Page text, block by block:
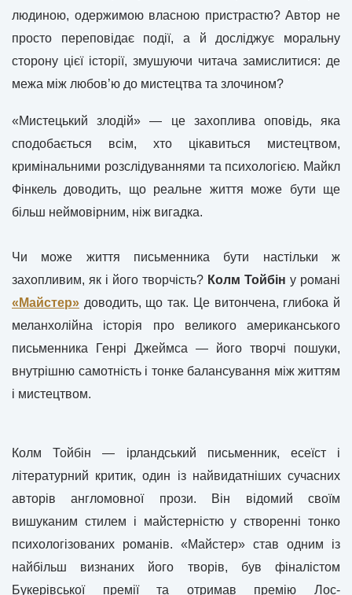
людиною, одержимою власною пристрастю? Автор не
просто переповідає події, а й досліджує моральну
сторону цієї історії, змушуючи читача замислитися: де
межа між любов’ю до мистецтва та злочином?
«Мистецький злодій» — це захоплива оповідь, яка
сподобається всім, хто цікавиться мистецтвом,
кримінальними розслідуваннями та психологією. Майкл
Фінкель доводить, що реальне життя може бути ще
більш неймовірним, ніж вигадка.
Чи може життя письменника бути настільки ж
захопливим, як і його творчість? Колм Тойбін у романі
«Майстер» доводить, що так. Це витончена, глибока й
меланхолійна історія про великого американського
письменника Генрі Джеймса — його творчі пошуки,
внутрішню самотність і тонке балансування між життям
і мистецтвом.
Колм Тойбін — ірландський письменник, есеїст і
літературний критик, один із найвидатніших сучасних
авторів англомовної прози. Він відомий своїм
вишуканим стилем і майстерністю у створенні тонко
психологізованих романів. «Майстер» став одним із
найбільш визнаних його творів, був фіналістом
Букерівської премії та отримав премію Лос-